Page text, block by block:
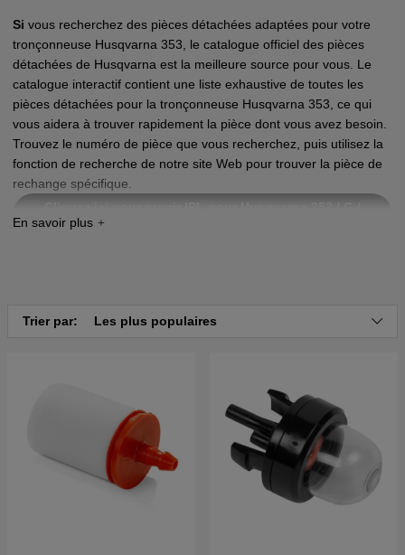
Si vous recherchez des pièces détachées adaptées pour votre
tronçonneuse Husqvarna 353, le catalogue officiel des pièces
détachées de Husqvarna est la meilleure source pour vous. Le
catalogue interactif contient une liste exhaustive de toutes les
pièces détachées pour la tronçonneuse Husqvarna 353, ce qui
vous aidera à trouver rapidement la pièce dont vous avez besoin.
Trouvez le numéro de pièce que vous recherchez, puis utilisez la
fonction de recherche de notre site Web pour trouver la pièce de
rechange spécifique.
Trier par: Les plus populaires